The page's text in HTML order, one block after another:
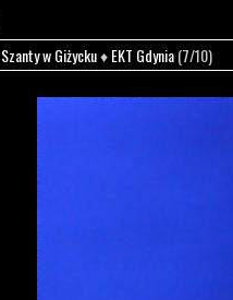
Szanty w Giżycku♦EKT Gdynia(7/10)